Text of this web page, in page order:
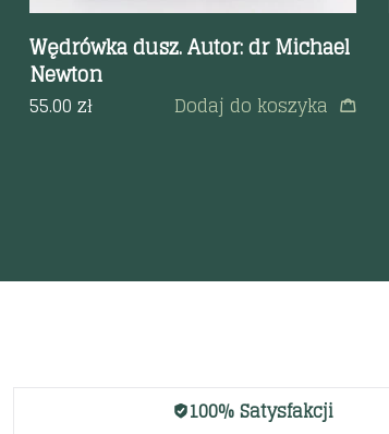
Wędrówka dusz. Autor: dr Michael
Newton
55.00 zł Dodaj do koszyka
100% Satysfakcji